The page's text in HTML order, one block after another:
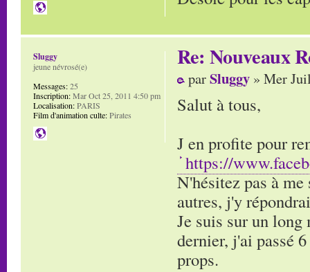
Re: Nouveaux
parSluggy » Mer
Salut à tous,
J en profite pour
https://
N'hésitez pas à
autres, j'y
Je suis sur un long
dernier, j'ai passé
props.
Sluggy
jeune névrosé(e)
Messages:25
Inscription:Mar Oct 25, 2011 4:50 pm
Localisation:PARIS
Film d'animation culte:Pirates